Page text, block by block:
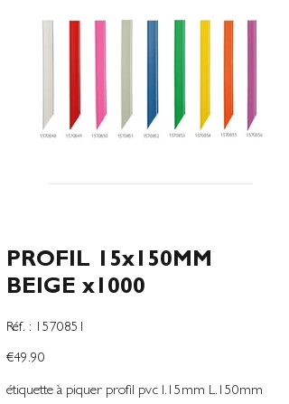
PROFIL 15x150MM
BEIGE x1000
Réf. :
SKU
1570851
1570851
Price
€49.90
étiquette à piquer profil pvc l.15mm L.150mm